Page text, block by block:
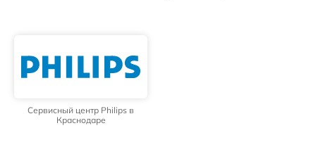
Сервисный центр Philips в
Краснодаре